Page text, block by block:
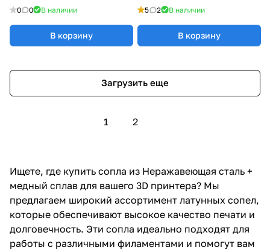
0 0 В наличии
В корзину
5 2 В наличии
В корзину
Загрузить еще
1 2
Ищете, где купить сопла из Неражавеющая сталь +
медный сплав для вашего 3D принтера? Мы
предлагаем широкий ассортимент латунных сопел,
которые обеспечивают высокое качество печати и
долговечность. Эти сопла идеально подходят для
работы с различными филаментами и помогут вам